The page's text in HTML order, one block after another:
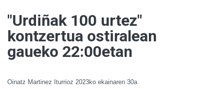
"Urdiñak 100 urtez"
kontzertua ostiralean
gaueko 22:00etan
Oinatz Martinez Iturrioz 2023ko ekainaren 30a